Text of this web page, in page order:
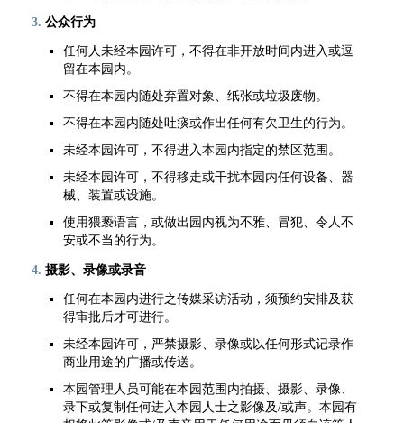
公众行为
任何人未经本园许可，不得在非开放时间内进入或逗
留在本园内。
不得在本园内随处弃置对象、纸张或垃圾废物。
不得在本园内随处吐痰或作出任何有欠卫生的行为。
未经本园许可，不得进入本园内指定的禁区范围。
未经本园许可，不得移走或干扰本园内任何设备、器
械、装置或设施。
使用猥亵语言，或做出园内视为不雅、冒犯、令人不
安或不当的行为。
摄影、录像或录音
任何在本园内进行之传媒采访活动，须预约安排及获
得审批后才可进行。
未经本园许可，严禁摄影、录像或以任何形式记录作
商业用途的广播或传送。
本园管理人员可能在本园范围内拍摄、摄影、录像、
录下或复制任何进入本园人士之影像及/或声。本园有